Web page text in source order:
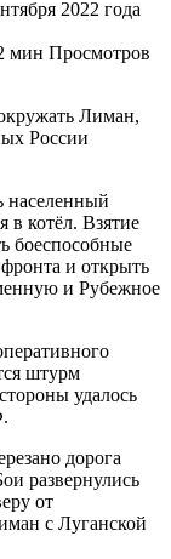
мин Просмотров
Лиман,
России
населенный
в котёл. Взятие
боеспособные
и открыть
и Рубежное
штурм
удалось
дорога
развернулись
от
с Луганской